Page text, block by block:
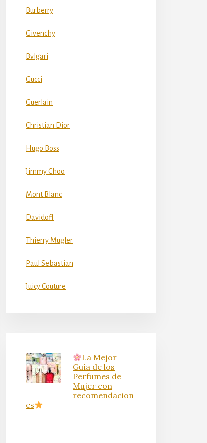
Burberry
Givenchy
Bvlgari
Gucci
Guerlain
Christian Dior
Hugo Boss
Jimmy Choo
Mont Blanc
Davidoff
Thierry Mugler
Paul Sebastian
Juicy Couture
La Mejor
Guía de los
Perfumes de
Mujer con
recomendacion
es